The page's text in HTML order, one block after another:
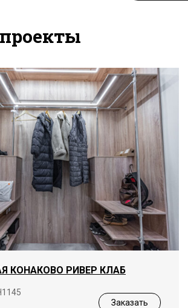
КОНАКОВО РИВЕР КЛАБ
Заказать